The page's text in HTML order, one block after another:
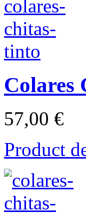
Colares
57,00 €
Product